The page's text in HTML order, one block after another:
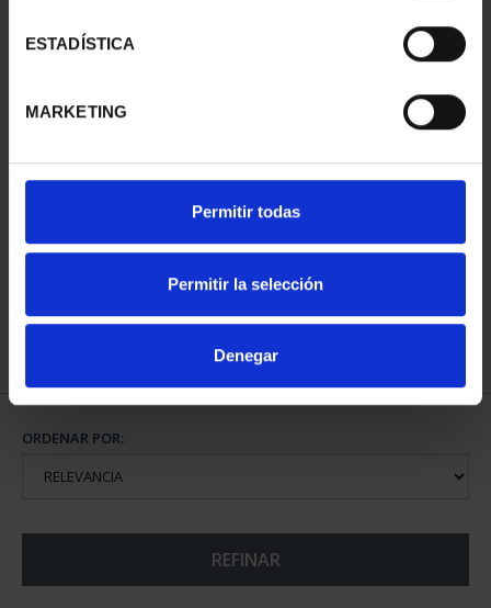
ESTADÍSTICA
MARKETING
Permitir todas
Permitir la selección
Denegar
EXPOSICIÓN JUAN
10,00 €
ORDENAR POR:
REFINAR